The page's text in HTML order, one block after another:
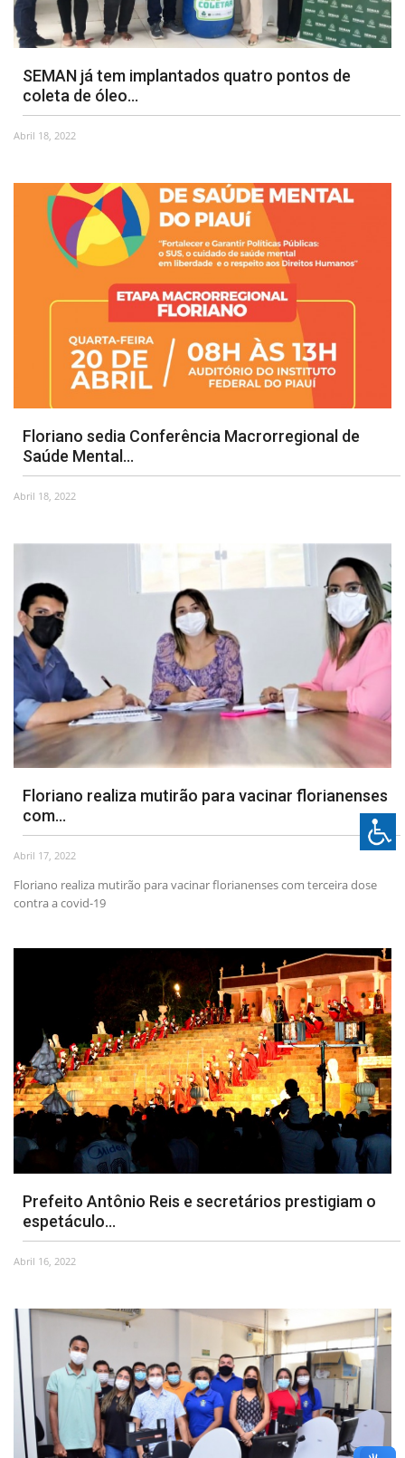
SEMAN já tem implantados quatro pontos de
coleta de óleo...
Abril 18, 2022
Floriano sedia Conferência Macrorregional de
Saúde Mental...
Abril 18, 2022
Floriano realiza mutirão para vacinar florianenses
com...
Abril 17, 2022
Floriano realiza mutirão para vacinar florianenses com terceira dose
contra a covid-19
Prefeito Antônio Reis e secretários prestigiam o
espetáculo...
Abril 16, 2022